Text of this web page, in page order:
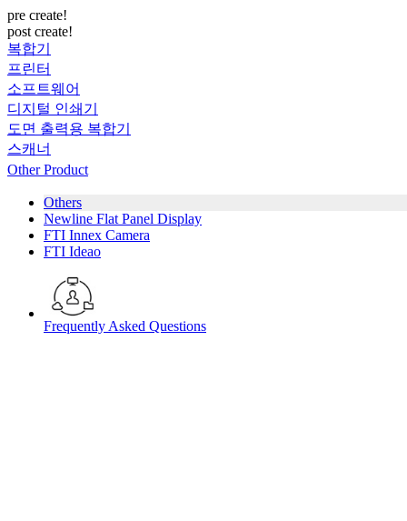
pre create!
post create!
복합기
프린터
소프트웨어
디지털 인쇄기
도면 출력용 복합기
스캐너
Other Product
Others
Newline Flat Panel Display
FTI Innex Camera
FTI Ideao
Frequently Asked Questions